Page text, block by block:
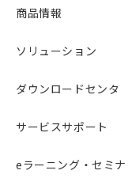
商品情報
ソリューション
ダウンロードセンタ
サービスサポート
eラーニング・セミナ